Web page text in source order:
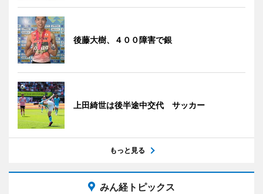
後藤大樹、４００障害で銀
上田綺世は後半途中交代 サッカー
もっと見る
みん経トピックス